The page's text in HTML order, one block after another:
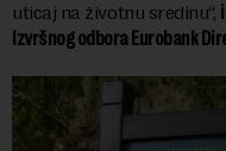
uticaj na životnu sredinu“,
Izvršnog odbora Eurobank